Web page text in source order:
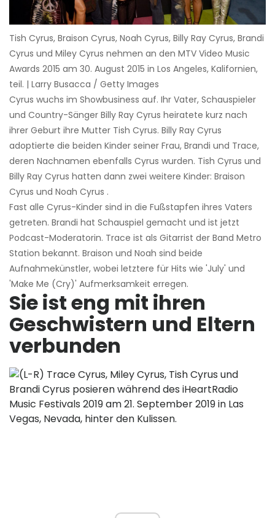
Tish Cyrus, Braison Cyrus, Noah Cyrus, Billy Ray Cyrus, Brandi
Cyrus und Miley Cyrus nehmen an den MTV Video Music
Awards 2015 am 30. August 2015 in Los Angeles, Kalifornien,
teil. | Larry Busacca / Getty Images
Cyrus wuchs im Showbusiness auf. Ihr Vater, Schauspieler
und Country-Sänger Billy Ray Cyrus heiratete kurz nach
ihrer Geburt ihre Mutter Tish Cyrus. Billy Ray Cyrus
adoptierte die beiden Kinder seiner Frau, Brandi und Trace,
deren Nachnamen ebenfalls Cyrus wurden. Tish Cyrus und
Billy Ray Cyrus hatten dann zwei weitere Kinder: Braison
Cyrus und Noah Cyrus .
Fast alle Cyrus-Kinder sind in die Fußstapfen ihres Vaters
getreten. Brandi hat Schauspiel gemacht und ist jetzt
Podcast-Moderatorin. Trace ist als Gitarrist der Band Metro
Station bekannt. Braison und Noah sind beide
Aufnahmekünstler, wobei letztere für Hits wie 'July' und
'Make Me (Cry)' Aufmerksamkeit erregen.
Sie ist eng mit ihren
Geschwistern und Eltern
verbunden